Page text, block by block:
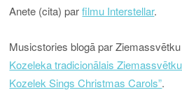
Anete (cita) parfilmu Interstellar.
Musicstories blogā par
Kozeleka tradicionālais
Kozelek Sings Christmas Carols”.